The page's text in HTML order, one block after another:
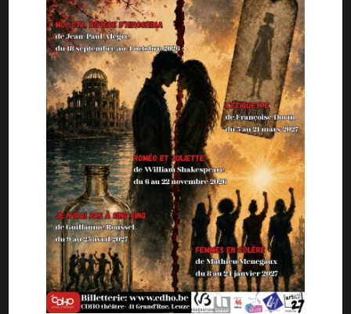
«Je décidai de retourner les voir, revenir sur mes
pas, aller sur mes traces et faire le voyage,
pour annoncer, lentement, avec soin, avec soin
et précision ma mort prochaine et
irrémédiable.» (Louis)
Après plusieurs années d’absence, Louis